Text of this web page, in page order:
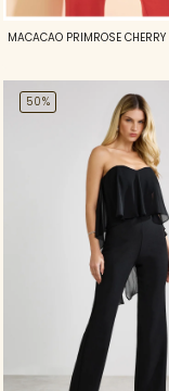
MACACÃO PRIMROSE CHERRY
50%